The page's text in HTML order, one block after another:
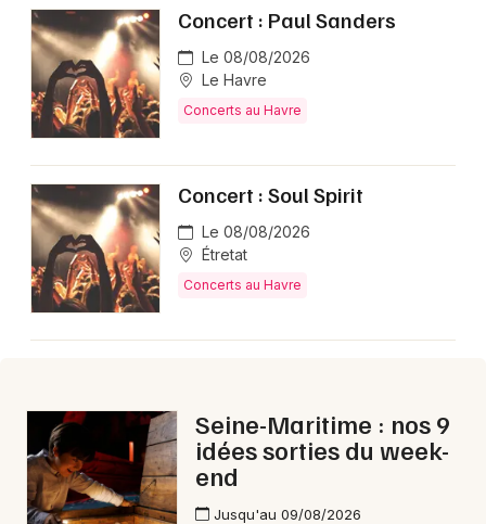
Concert : Paul Sanders
Le 08/08/2026
Le Havre
Concerts au Havre
Concert : Soul Spirit
Le 08/08/2026
Étretat
Concerts au Havre
Seine-Maritime : nos 9
idées sorties du week-
end
Jusqu'au 09/08/2026